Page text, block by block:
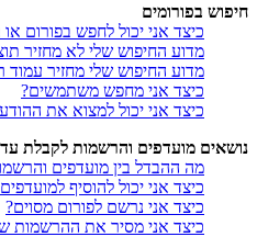
חיפוש בפורומים
כיצד אני יכול לחפש בפורום או
מדוע החיפוש שלי לא מחזיר
מדוע החיפוש שלי מחזיר עמוד
כיצד אני מחפש משתמשים?
כיצד אני יכול למצוא את
נושאים מועדפים והרשמות לקבלת
מה ההבדל בין מועדפים
כיצד אני יכול להוסיף
כיצד אני נרשם לפורום מסוים?
כיצד אני מסיר את ההרשמות